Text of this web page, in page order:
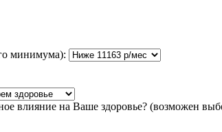
минимума):
влияние на Ваше здоровье? (возможен